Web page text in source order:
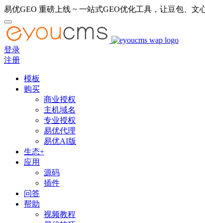
易优GEO 重磅上线 ~ 一站式GEO优化工具，让豆包、文
登录
注册
模板
购买
商业授权
主机域名
专业授权
易优代理
易优AI版
生态+
应用
源码
插件
问答
帮助
视频教程